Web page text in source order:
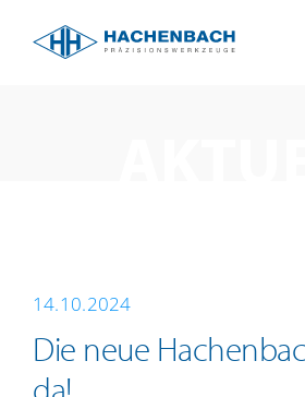
Inhalt
springen
14.10.2024
Die neue
da!